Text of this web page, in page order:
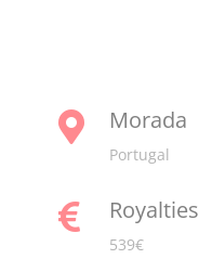
 Morada
Portugal
 Royalties
539€